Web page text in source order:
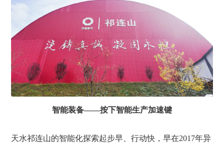
智能装备——按下智能生产加速键
天水祁连山的智能化探索起步早、行动快，早在2017年异